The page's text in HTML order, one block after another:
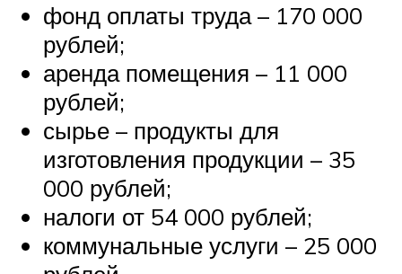
фонд оплаты труда – 170 000
рублей;
аренда помещения – 11 000
рублей;
сырье – продукты для
изготовления продукции – 35
000 рублей;
налоги от 54 000 рублей;
коммунальные услуги – 25 000